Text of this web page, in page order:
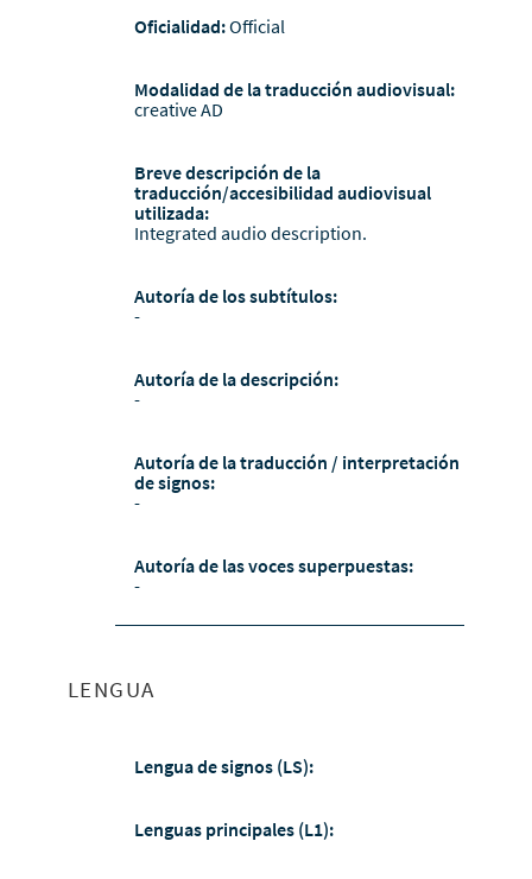
Oficialidad:Official
Modalidad de la traducción audiovisual:
creative AD
Breve descripción de la
traducción/accesibilidad audiovisual
utilizada:
Integrated audio description.
Autoría de los subtítulos:
-
Autoría de la descripción:
-
Autoría de la traducción / interpretación
de signos:
-
Autoría de las voces superpuestas:
-
LENGUA
Lengua de signos (LS):
Lenguas principales (L1):